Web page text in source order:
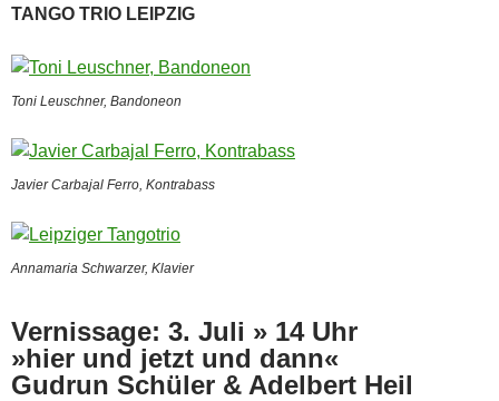
TANGO TRIO LEIPZIG
Toni Leuschner, Bandoneon
Javier Carbajal Ferro, Kontrabass
Annamaria Schwarzer, Klavier
Vernissage: 3. Juli » 14 Uhr
»hier und jetzt und dann«
Gudrun Schüler & Adelbert Heil